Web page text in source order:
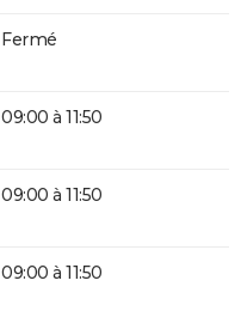
Fermé
09:00 à 11:50
09:00 à 11:50
09:00 à 11:50